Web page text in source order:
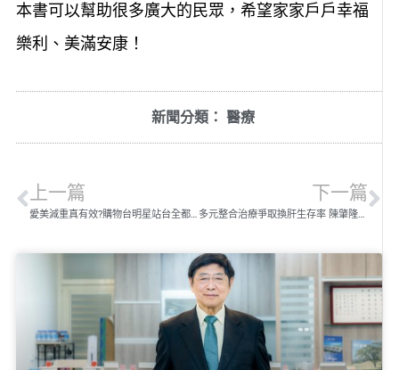
本書可以幫助很多廣大的民眾，希望家家戶戶幸福
樂利、美滿安康！
新聞分類： 醫療
上一篇
愛美減重真有效?購物台明星站台全都是抽脂!
下一篇